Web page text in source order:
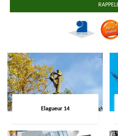
Elagueur 14